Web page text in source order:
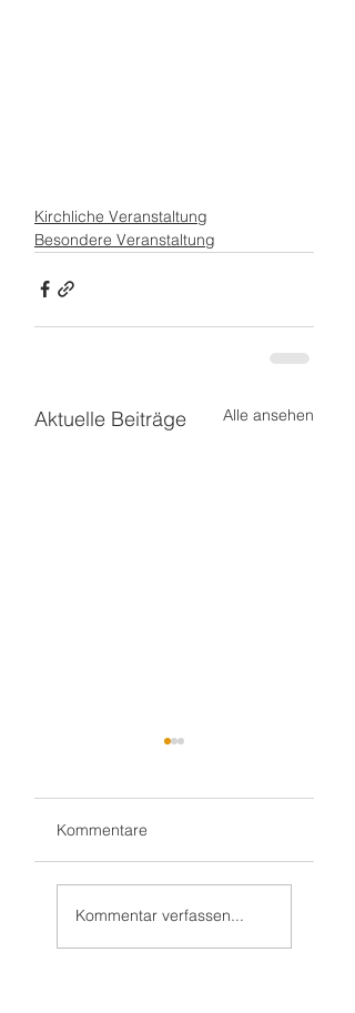
Kirchliche Veranstaltung
Besondere Veranstaltung
Aktuelle Beiträge Alle ansehen
🍻 Biergarten-
Gottesdienst
Kommentare
Kommentar verfassen...